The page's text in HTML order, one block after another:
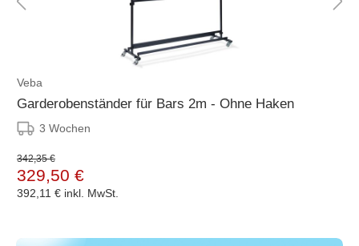
Veba
Garderobenständer für Bars 2m - Ohne Haken
3 Wochen
342,35 €
329,50 €
392,11 € inkl. MwSt.